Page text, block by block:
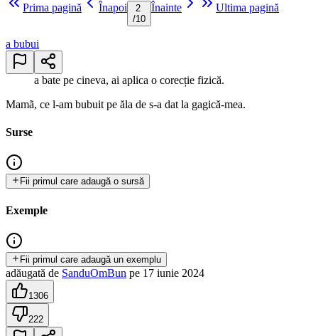
Prima pagină Înapoi
2
/10
Înainte Ultima pagină
a bubui
a bate pe cineva, ai aplica o corecție fizică.
Mamã, ce l-am bubuit pe ăla de s-a dat la gagică-mea.
Surse
Fii primul care adaugă o sursă
Exemple
Fii primul care adaugă un exemplu
adăugată de SanduOmBun pe 17 iunie 2024
1306
222